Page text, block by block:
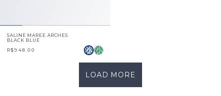
SALINE MAREE ARCHES
BLACK BLUE
R$948.00
LOAD MORE